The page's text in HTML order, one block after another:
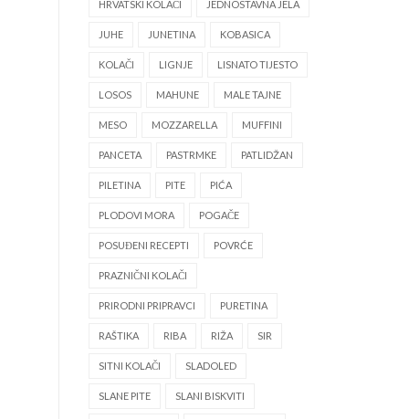
HRVATSKI KOLAČI JEDNOSTAVNA JELA
JUHE JUNETINA KOBASICA
KOLAČI LIGNJE LISNATO TIJESTO
LOSOS MAHUNE MALE TAJNE
MESO MOZZARELLA MUFFINI
PANCETA PASTRMKE PATLIDŽAN
PILETINA PITE PIĆA
PLODOVI MORA POGAČE
POSUĐENI RECEPTI POVRĆE
PRAZNIČNI KOLAČI
PRIRODNI PRIPRAVCI PURETINA
RAŠTIKA RIBA RIŽA SIR
SITNI KOLAČI SLADOLED
SLANE PITE SLANI BISKVITI